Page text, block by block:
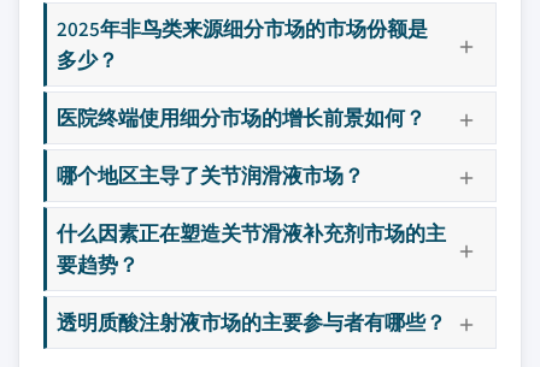
2025年非鸟类来源细分市场的市场份额是
多少？
医院终端使用细分市场的增长前景如何？
哪个地区主导了关节润滑液市场？
什么因素正在塑造关节滑液补充剂市场的主
要趋势？
透明质酸注射液市场的主要参与者有哪些？